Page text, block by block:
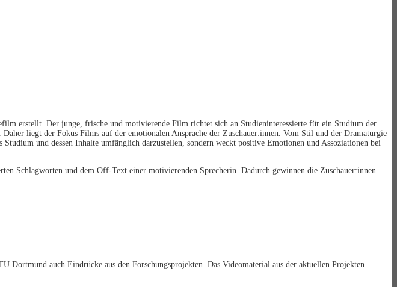
erstellt. Der junge, frische und motivierende Film richtet sich an Studieninteressierte für ein Studium der
liegt der Fokus Films auf der emotionalen Ansprache der Zuschauer:innen. Vom Stil und der Dramaturgie
und dessen Inhalte umfänglich darzustellen, sondern weckt positive Emotionen und Assoziationen bei
Schlagworten und dem Off-Text einer motivierenden Sprecherin. Dadurch gewinnen die Zuschauer:innen
Dortmund auch Eindrücke aus den Forschungsprojekten. Das Videomaterial aus der aktuellen Projekten